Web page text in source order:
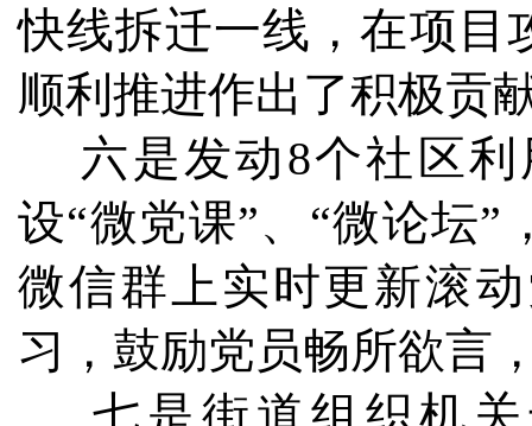
快线拆迁一线，在项目
顺利推进作出了积极贡
六是发动8个社区利
设“微党课”、“微论坛
微信群上实时更新滚
习，鼓励党员畅所欲言
七是街道组织机关